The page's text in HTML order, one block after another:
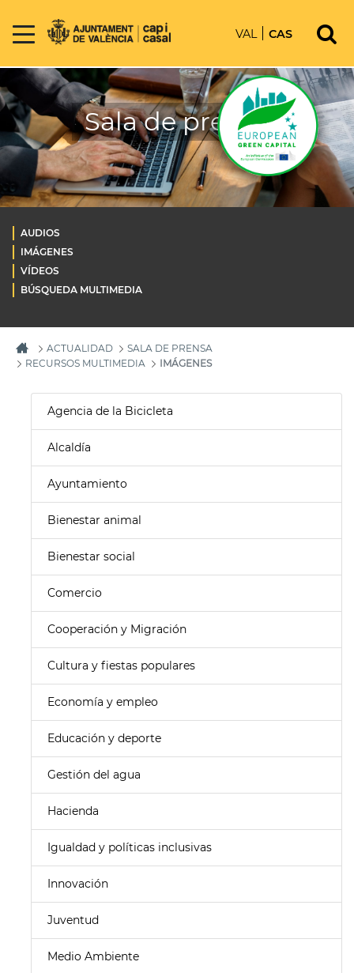
VAL CAS
Sala de prensa
AUDIOS
IMÁGENES
VÍDEOS
BÚSQUEDA MULTIMEDIA
ACTUALIDAD
SALA DE PRENSA
RECURSOS MULTIMEDIA
IMÁGENES
Agencia de la Bicicleta
Alcaldía
Ayuntamiento
Bienestar animal
Bienestar social
Comercio
Cooperación y Migración
Cultura y fiestas populares
Economía y empleo
Educación y deporte
Gestión del agua
Hacienda
Igualdad y políticas inclusivas
Innovación
Juventud
Medio Ambiente